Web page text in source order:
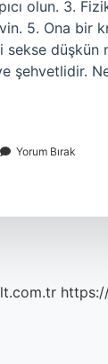
olun. 3.
5. Ona bir
sekse düşkün
şehvetlidir.
Yorum Bırak